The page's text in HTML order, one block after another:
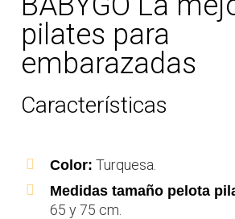
pilates para
embarazadas
Características
Color: Turquesa.
Medidas tamaño pelota
65 y 75 cm.